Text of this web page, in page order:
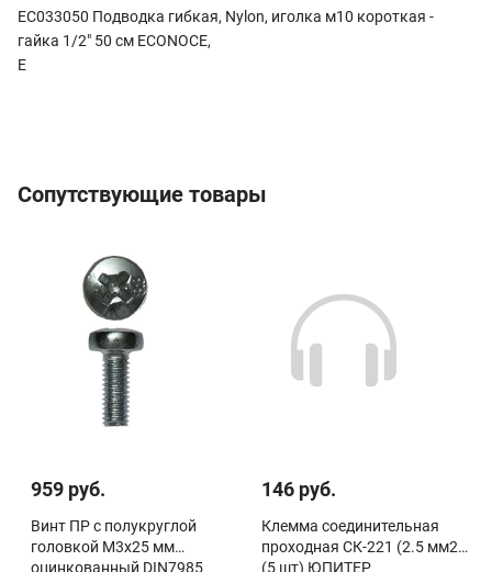
EC033050 Подводка гибкая, Nylon, иголка м10 короткая -
гайка 1/2" 50 см ECONOCE,
E
Сопутствующие товары
959 руб.
Винт ПР c полукруглой
головкой М3х25 мм
оцинкованный DIN7985
146 руб.
Клемма соединительная
проходная СК-221 (2.5 мм2)
(5 шт) ЮПИТЕР